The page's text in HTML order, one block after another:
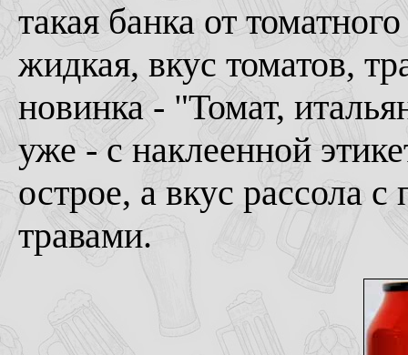
такая банка от
жидкая, вкус томатов,
новинка - "Томат,
уже - с наклеенной
острое, а вкус рассола
травами.